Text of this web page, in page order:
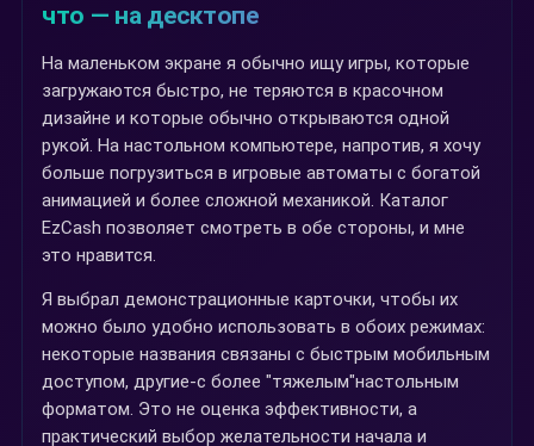
что — на десктопе
На маленьком экране я обычно ищу игры, которые
загружаются быстро, не теряются в красочном
дизайне и которые обычно открываются одной
рукой. На настольном компьютере, напротив, я хочу
больше погрузиться в игровые автоматы с богатой
анимацией и более сложной механикой. Каталог
EzCash позволяет смотреть в обе стороны, и мне
это нравится.
Я выбрал демонстрационные карточки, чтобы их
можно было удобно использовать в обоих режимах:
некоторые названия связаны с быстрым мобильным
доступом, другие-с более "тяжелым"настольным
форматом. Это не оценка эффективности, а
практический выбор желательности начала и